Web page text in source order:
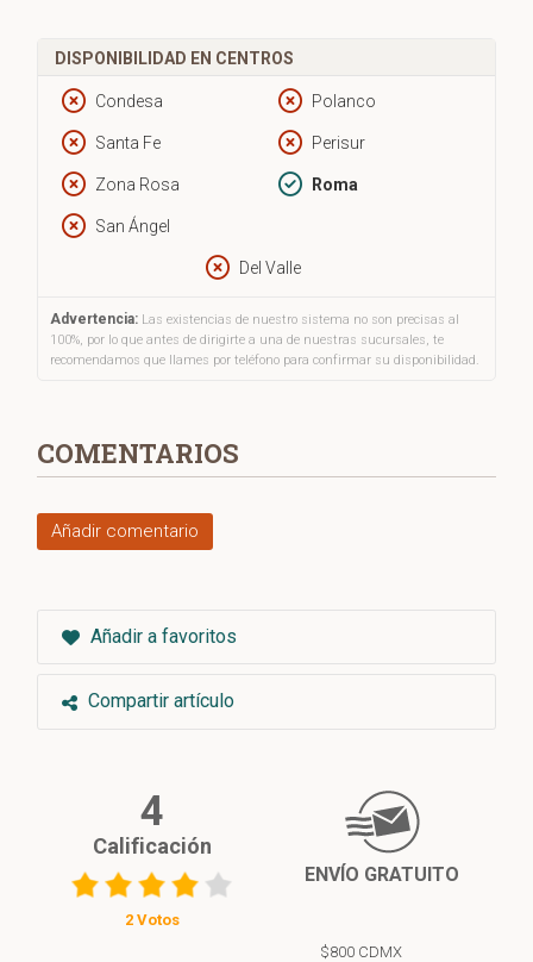
DISPONIBILIDAD EN CENTROS
Condesa Polanco
Santa Fe Perisur
Zona Rosa Roma
San Ángel
Del Valle
Advertencia: Las existencias de nuestro sistema no son precisas al
100%, por lo que antes de dirigirte a una de nuestras sucursales, te
recomendamos que llames por teléfono para confirmar su disponibilidad.
COMENTARIOS
Añadir comentario
Añadir a favoritos
Compartir artículo
4
Calificación
2 Votos
ENVÍO GRATUITO
$800 CDMX